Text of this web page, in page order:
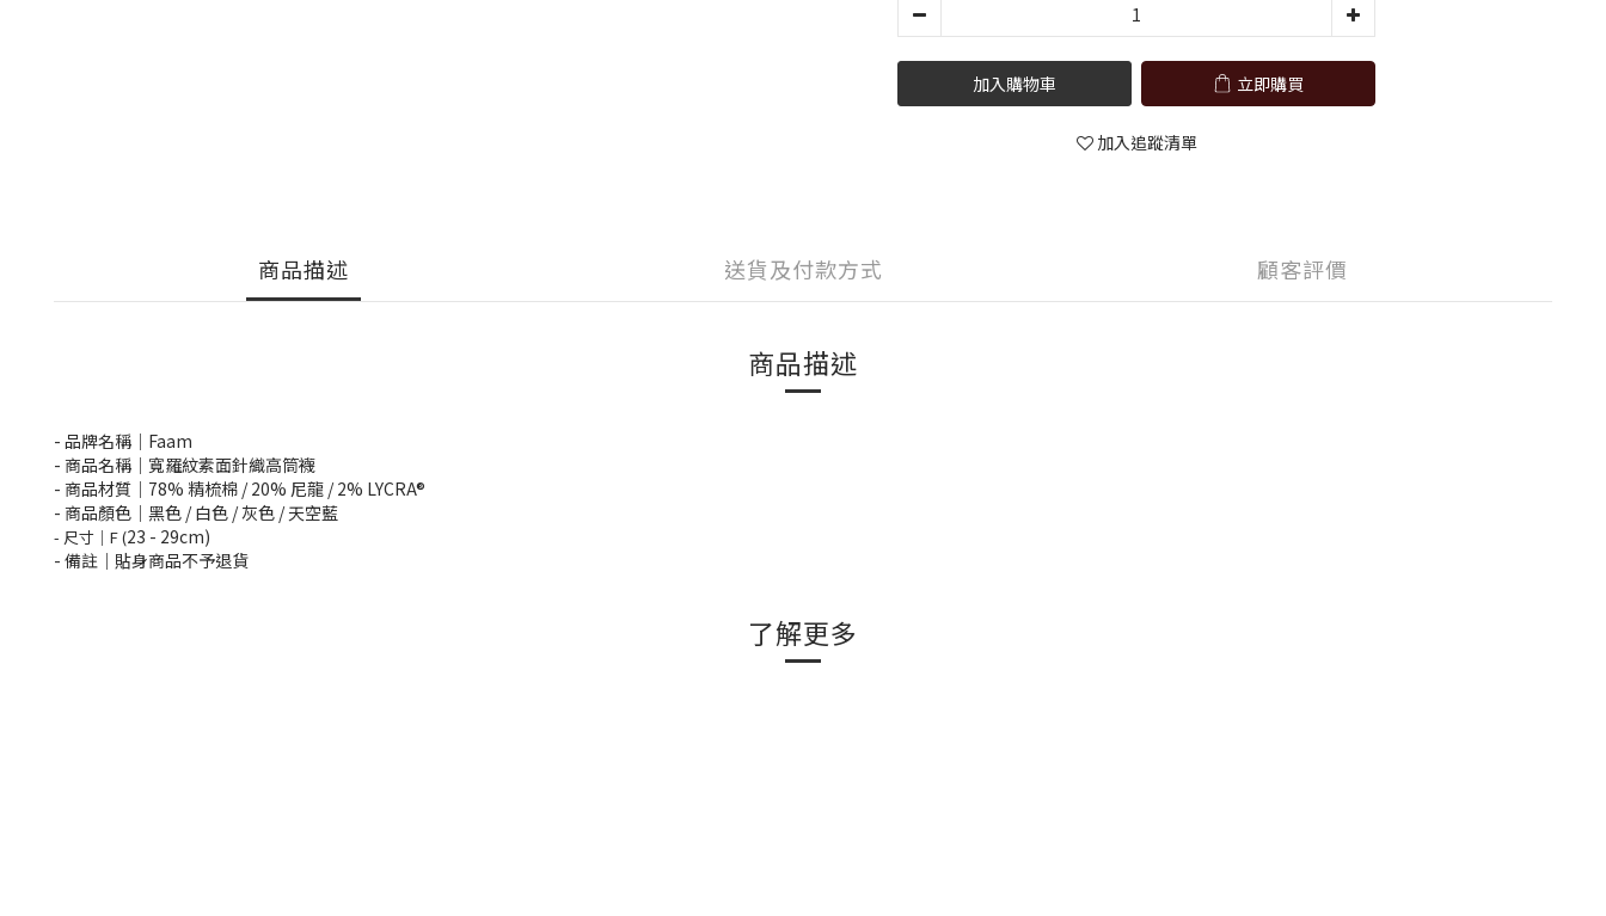
加入購物車 立即購買
加入追蹤清單
商品描述 送貨及付款方式 顧客評價
商品描述
- 品牌名稱 ｜Faam
- 商品名稱 ｜ 寬羅紋素面針織高筒襪
- 商品材質 ｜78% 精梳棉 / 20% 尼龍 / 2% LYCRA®
- 商品顏色｜黑色 / 白色 / 灰色 / 天空藍
- 尺寸 ｜F (23 - 29cm)
- 備註｜ 貼身商品不予退貨
了解更多